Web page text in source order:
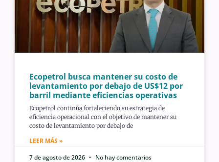
Ecopetrol busca mantener su costo de
levantamiento por debajo de US$12 por
barril mediante eficiencias operativas
Ecopetrol continúa fortaleciendo su estrategia de
eficiencia operacional con el objetivo de mantener su
costo de levantamiento por debajo de
LEER MÁS »
7 de agosto de 2026
No hay comentarios